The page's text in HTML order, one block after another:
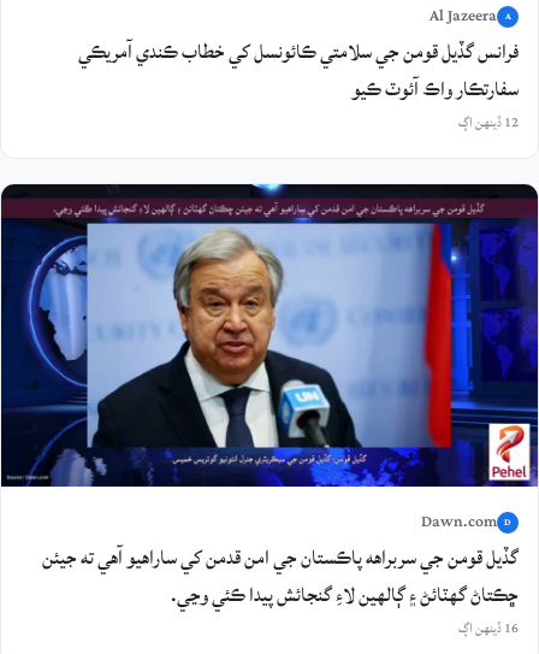
A
Al Jazeera
فرانس گڏيل قومن جي سلامتي ڪائونسل کي خطاب ڪندي آمريڪي
سفارتڪار واڪ آئوٽ ڪيو
12 ڏينهن اڳ
D
Dawn.com
گڏيل قومن جي سربراهه پاڪستان جي امن قدمن کي ساراهيو آهي ته جيئن
ڇڪتاڻ گهٽائڻ ۽ ڳالهين لاءِ گنجائش پيدا ڪئي وڃي.
16 ڏينهن اڳ